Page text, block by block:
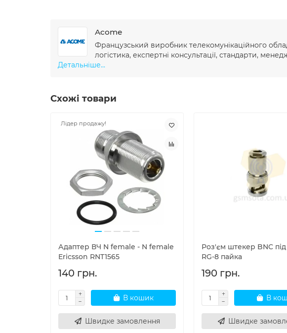
Acome
Французський виробник телекомунікаційного
логістика, експертні консультації, стандарти,
Детальніше...
Схожі товари
Лідер продажу!
Адаптер ВЧ N female - N female
Ericsson RNT1565
140 грн.
В кошик
Швидке замовлення
Роз'єм штекер BNC
RG-8 пайка
190 грн.
В
Швидке